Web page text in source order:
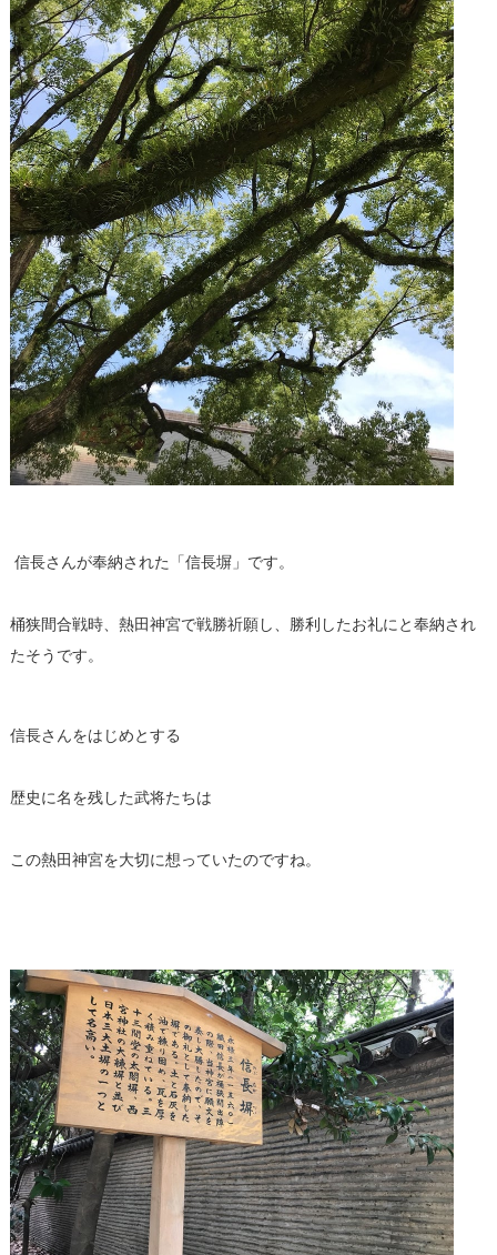
信長さんが奉納された「信長塀」です。
桶狭間合戦時、熱田神宮で戦勝祈願し、勝利したお礼にと奉納され
たそうです。
信長さんをはじめとする
歴史に名を残した武将たちは
この熱田神宮を大切に想っていたのですね。